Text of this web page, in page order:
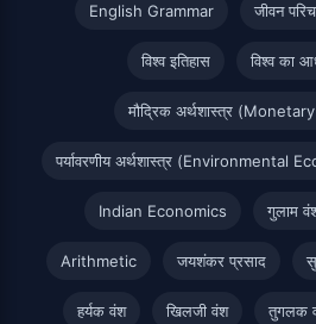
English Grammar जीवन
विश्व इतिहास विश्व का
मौद्रिक अर्थशास्त्र
पर्यावरणीय अर्थशास्त्र (Environmental
Indian Economics गुलाम
Arithmetic जयशंकर प्रसाद
हर्यक वंश खिलजी वंश तुगलक